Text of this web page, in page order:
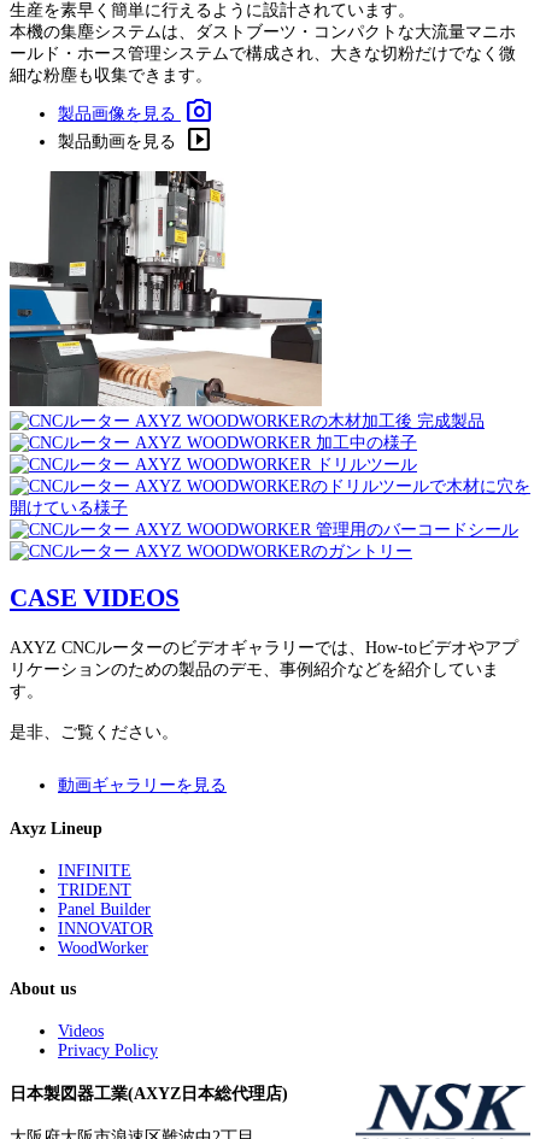
生産を素早く簡単に行えるように設計されています。
本機の集塵システムは、ダストブーツ・コンパクトな大流量マニホ
ールド・ホース管理システムで構成され、大きな切粉だけでなく微
細な粉塵も収集できます。
製品画像を見る photo_camera
製品動画を見る slideshow
CASE VIDEOS
AXYZ CNCルーターのビデオギャラリーでは、How-toビデオやアプ
リケーションのための製品のデモ、事例紹介などを紹介していま
す。
是非、ご覧ください。
動画ギャラリーを見る
Axyz Lineup
INFINITE
TRIDENT
Panel Builder
INNOVATOR
WoodWorker
About us
Videos
Privacy Policy
日本製図器工業(AXYZ日本総代理店)